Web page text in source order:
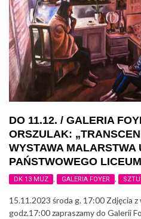
DO 11.12. / GALERIA
ORSZULAK:
WYSTAWA MALARSTWA
PAŃSTWOWEGO
DK 13 MUZ , GALERIA FOYER ,
15.11.2023 środa g. 17:00 Zdjęcia
godz.17:00 zapraszamy do Galerii